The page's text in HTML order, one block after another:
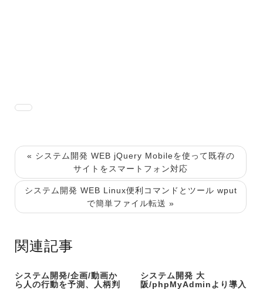
« システム開発 WEB jQuery Mobileを使って既存の
サイトをスマートフォン対応
システム開発 WEB Linux便利コマンドとツール wput
で簡単ファイル転送 »
関連記事
システム開発/企画/動画か
ら人の行動を予測、人柄判
システム開発 大
阪/phpMyAdminより導入